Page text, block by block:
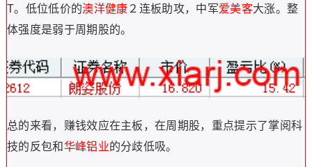
T。低位低价的澳洋健康 ２连板助攻，中军爱美客大涨。整
体强度是弱于周期股的。
总的来看，赚钱效应在主板，在周期股，重点提示了掌阅科
技的反包和华峰铝业的分歧低吸。